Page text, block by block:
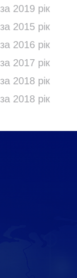
2019 рік
2015 рік
2016 рік
2017 рік
2018 рік
2018 рік